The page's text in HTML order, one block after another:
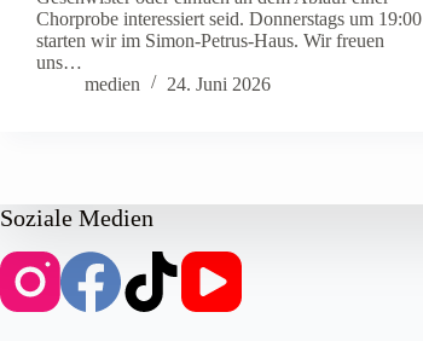
Chorprobe interessiert seid. Donnerstags um 19:00
starten wir im Simon-Petrus-Haus. Wir freuen
uns…
medien
24. Juni 2026
Soziale Medien